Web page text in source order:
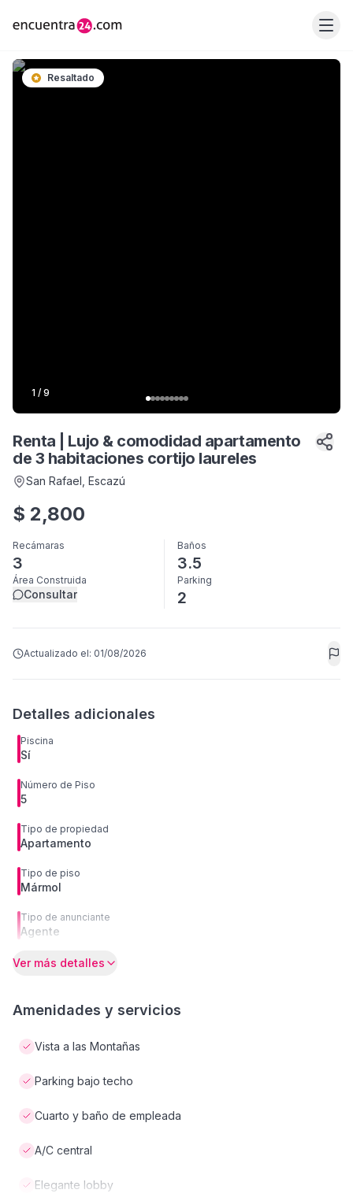
Resaltado
1 / 9
Renta | Lujo & comodidad apartamento
de 3 habitaciones cortijo laureles
San Rafael , Escazú
$ 2,800
Recámaras
3
Baños
3.5
Área Construida
Consultar
Parking
2
Actualizado el: 01/08/2026
Detalles adicionales
Piscina
Sí
Número de Piso
5
Tipo de propiedad
Apartamento
Tipo de piso
Mármol
Tipo de anunciante
Agente
Ver más detalles
Amenidades y servicios
Vista a las Montañas
Parking bajo techo
Cuarto y baño de empleada
A/C central
Elegante lobby